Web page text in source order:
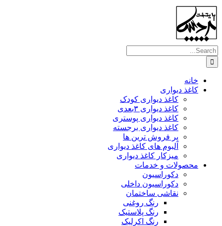
Skip
to
content
Search
for:
خانه
کاغذ دیواری
کاغذ دیواری کودک
کاغذ دیواری ۳بعدی
کاغذ دیواری پوستری
کاغذ دیواری برجسته
پر فروش ترین ها
آلبوم های کاغذ دیواری
میزکار کاغذ دیواری
محصولات و خدمات
دکوراسیون
دکوراسیون داخلی
نقاشی ساختمان
رنگ روغنی
رنگ پلاستیک
رنگ اکرلیک